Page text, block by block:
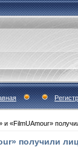
и «FilmUAmour»
получили